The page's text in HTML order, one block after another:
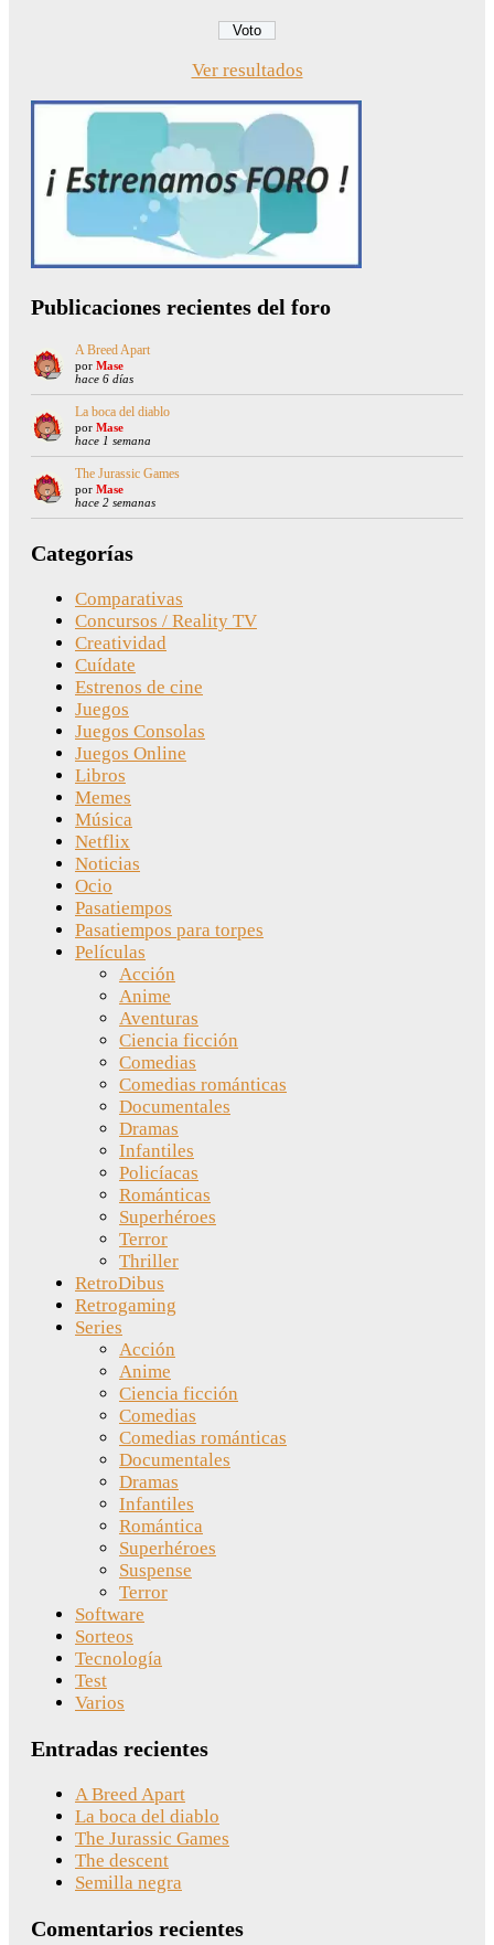
Ver resultados
Publicaciones recientes del foro
A Breed Apart
por Mase
hace 6 días
La boca del diablo
por Mase
hace 1 semana
The Jurassic Games
por Mase
hace 2 semanas
Categorías
Comparativas
Concursos / Reality TV
Creatividad
Cuídate
Estrenos de cine
Juegos
Juegos Consolas
Juegos Online
Libros
Memes
Música
Netflix
Noticias
Ocio
Pasatiempos
Pasatiempos para torpes
Películas
Acción
Anime
Aventuras
Ciencia ficción
Comedias
Comedias románticas
Documentales
Dramas
Infantiles
Policíacas
Románticas
Superhéroes
Terror
Thriller
RetroDibus
Retrogaming
Series
Acción
Anime
Ciencia ficción
Comedias
Comedias románticas
Documentales
Dramas
Infantiles
Romántica
Superhéroes
Suspense
Terror
Software
Sorteos
Tecnología
Test
Varios
Entradas recientes
A Breed Apart
La boca del diablo
The Jurassic Games
The descent
Semilla negra
Comentarios recientes